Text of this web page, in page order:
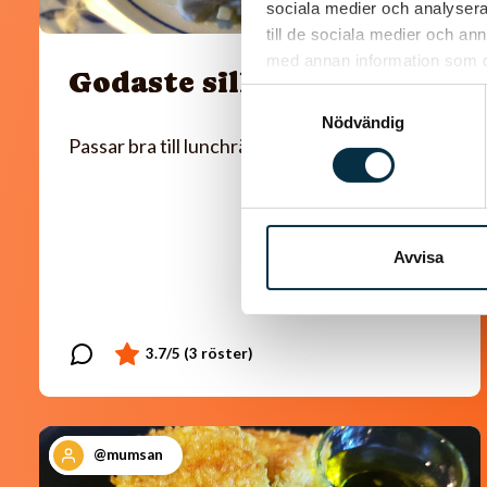
sociala medier och
till de sociala medier och
med annan information som
Samtyckesval
Nödvändig
Avvisa
Godaste sillröran
Passar bra till lunchrätt också
@mumsan